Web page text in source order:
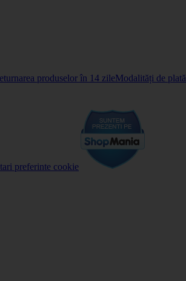
produselor în 14 zileModalități de plată
preferinte cookie